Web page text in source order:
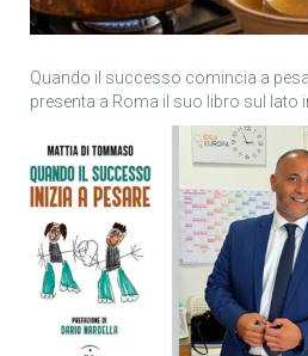
Quando il successo comincia a
presenta a Roma il suo libro sul lato